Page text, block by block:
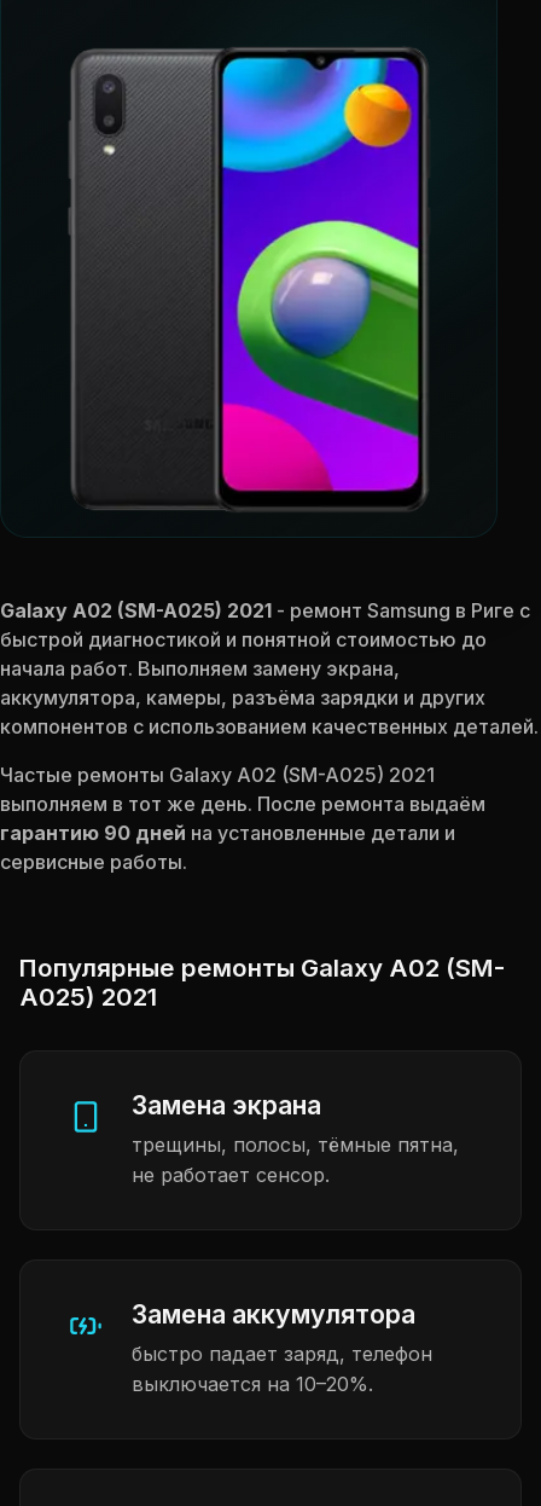
Galaxy A02 (SM-A025) 2021 - ремонт Samsung в Риге с
быстрой диагностикой и понятной стоимостью до
начала работ. Выполняем замену экрана,
аккумулятора, камеры, разъёма зарядки и других
компонентов с использованием качественных деталей.
Частые ремонты Galaxy A02 (SM-A025) 2021
выполняем в тот же день. После ремонта выдаём
гарантию 90 дней на установленные детали и
сервисные работы.
Популярные ремонты Galaxy A02 (SM-
A025) 2021
Замена экрана
трещины, полосы, тёмные пятна,
не работает сенсор.
Замена аккумулятора
быстро падает заряд, телефон
выключается на 10–20%.